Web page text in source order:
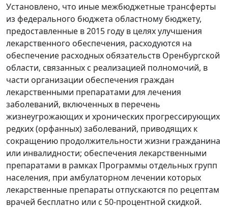
Установлено, что иные межбюджетные трансферты
из федерального бюджета областному бюджету,
предоставленные в 2015 году в целях улучшения
лекарственного обеспечения, расходуются на
обеспечение расходных обязательств Оренбургской
области, связанных с реализацией полномочий, в
части организации обеспечения граждан
лекарственными препаратами для лечения
заболеваний, включенных в перечень
жизнеугрожающих и хронических прогрессирующих
редких (орфанных) заболеваний, приводящих к
сокращению продолжительности жизни гражданина
или инвалидности; обеспечения лекарственными
препаратами в рамках Программы отдельных групп
населения, при амбулаторном лечении которых
лекарственные препараты отпускаются по рецептам
врачей бесплатно или с 50-процентной скидкой.